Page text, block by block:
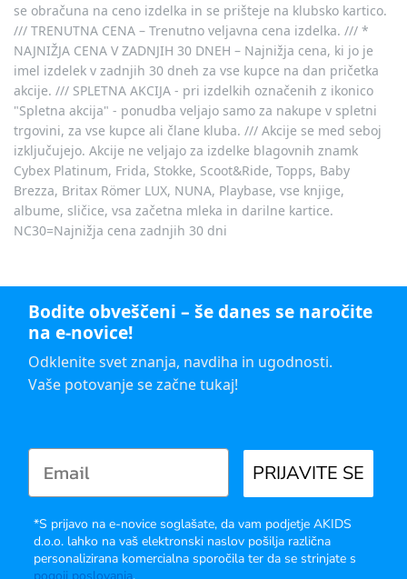
se obračuna na ceno izdelka in se prišteje na klubsko kartico.
/// TRENUTNA CENA – Trenutno veljavna cena izdelka. /// *
NAJNIŽJA CENA V ZADNJIH 30 DNEH – Najnižja cena, ki jo je
imel izdelek v zadnjih 30 dneh za vse kupce na dan pričetka
akcije. /// SPLETNA AKCIJA - pri izdelkih označenih z ikonico
"Spletna akcija" - ponudba veljajo samo za nakupe v spletni
trgovini, za vse kupce ali člane kluba. /// Akcije se med seboj
izključujejo. Akcije ne veljajo za izdelke blagovnih znamk
Cybex Platinum, Frida, Stokke, Scoot&Ride, Topps, Baby
Brezza, Britax Römer LUX, NUNA, Playbase, vse knjige,
albume, sličice, vsa začetna mleka in darilne kartice.
NC30=Najnižja cena zadnjih 30 dni
Bodite obveščeni – še danes se naročite
na e-novice!
Odklenite svet znanja, navdiha in ugodnosti.
Vaše potovanje se začne tukaj!
PRIJAVITE SE
*S prijavo na e-novice soglašate, da vam podjetje AKIDS
d.o.o. lahko na vaš elektronski naslov pošilja različna
personalizirana komercialna sporočila ter da se strinjate s